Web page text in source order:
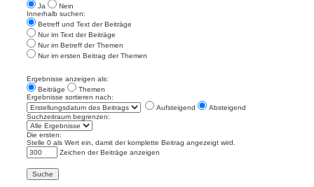
Ja
Nein
Innerhalb suchen:
Betreff und Text der Beiträge
Nur im Text der Beiträge
Nur im Betreff der Themen
Nur im ersten Beitrag der Themen
Ergebnisse anzeigen als:
Beiträge
Themen
Ergebnisse sortieren nach:
Aufsteigend
Absteigend
Suchzeitraum begrenzen:
Die ersten:
Stelle 0 als Wert ein, damit der komplette Beitrag angezeigt wird.
Zeichen der Beiträge anzeigen